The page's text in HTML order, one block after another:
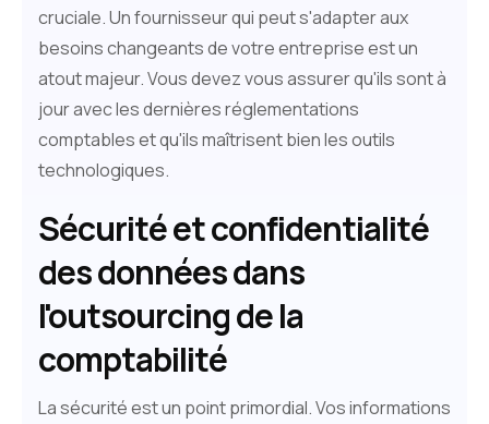
cruciale. Un fournisseur qui peut s'adapter aux
besoins changeants de votre entreprise est un
atout majeur. Vous devez vous assurer qu'ils sont à
jour avec les dernières réglementations
comptables et qu'ils maîtrisent bien les outils
technologiques.
Sécurité et confidentialité
des données dans
l'outsourcing de la
comptabilité
La sécurité est un point primordial. Vos informations